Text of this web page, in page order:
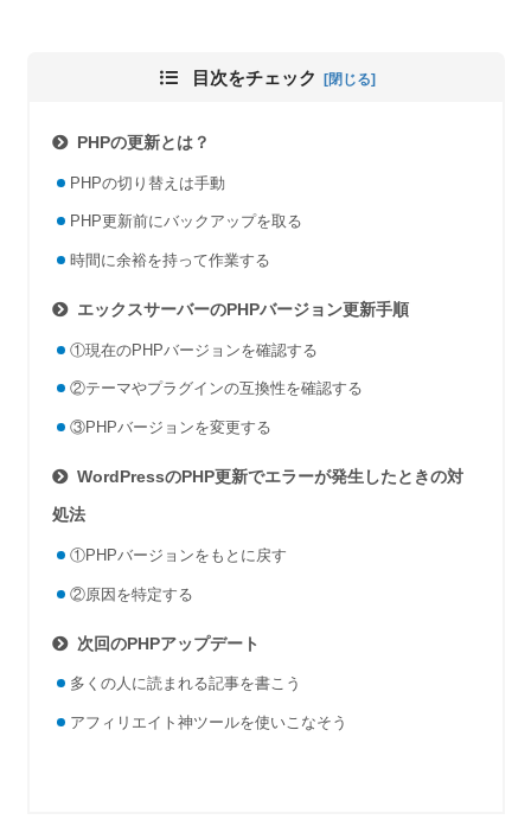
目次をチェック
PHPの更新とは？
PHPの切り替えは手動
PHP更新前にバックアップを取る
時間に余裕を持って作業する
エックスサーバーのPHPバージョン更新手順
①現在のPHPバージョンを確認する
②テーマやプラグインの互換性を確認する
③PHPバージョンを変更する
WordPressのPHP更新でエラーが発生したときの対
処法
①PHPバージョンをもとに戻す
②原因を特定する
次回のPHPアップデート
多くの人に読まれる記事を書こう
アフィリエイト神ツールを使いこなそう